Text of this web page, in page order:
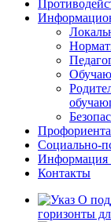
Социально-
Контакты
горизонты